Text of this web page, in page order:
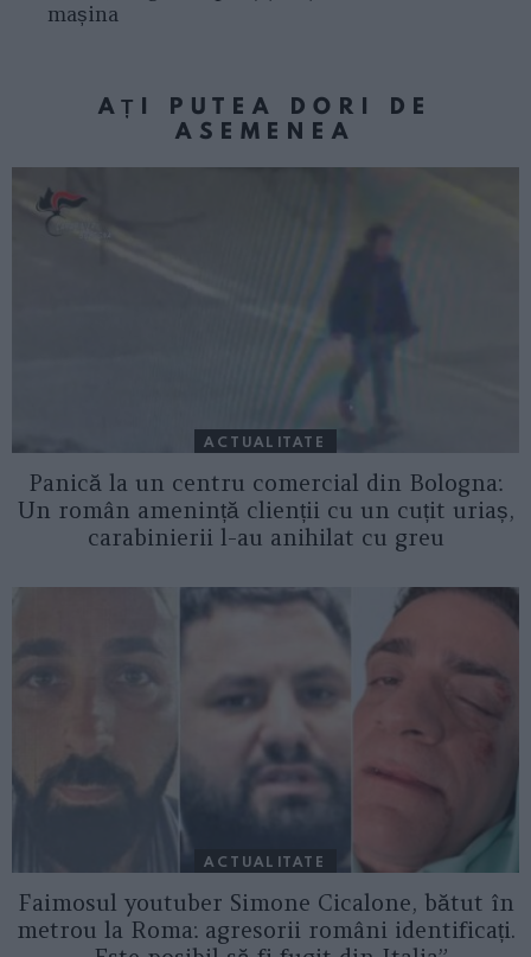
mașina
AȚI PUTEA DORI DE
ASEMENEA
ACTUALITATE
Panică la un centru comercial din Bologna:
Un român amenință clienții cu un cuțit uriaș,
carabinierii l-au anihilat cu greu
ACTUALITATE
Faimosul youtuber Simone Cicalone, bătut în
metrou la Roma: agresorii români identificați.